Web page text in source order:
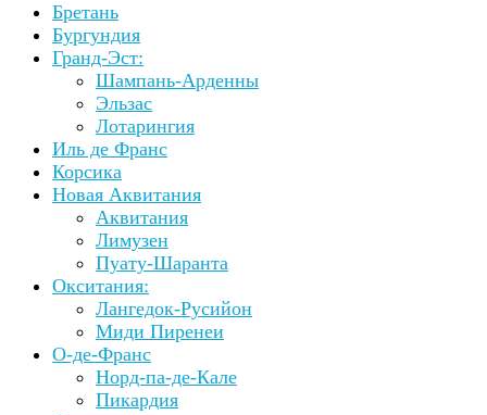
Бретань
Бургундия
Гранд-Эст:
Шампань-Арденны
Эльзас
Лотарингия
Иль де Франс
Корсика
Новая Аквитания
Аквитания
Лимузен
Пуату-Шаранта
Окситания:
Лангедок-Русийон
Миди Пиренеи
О-де-Франс
Норд-па-де-Кале
Пикардия